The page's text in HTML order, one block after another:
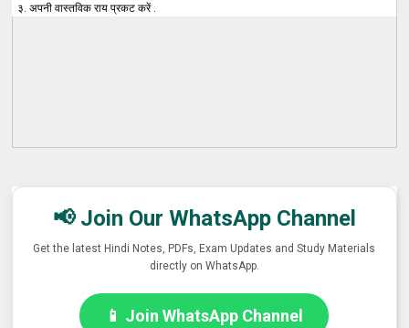
३. अपनी वास्तविक राय प्रकट करें .
📢 Join Our WhatsApp Channel
Get the latest Hindi Notes, PDFs, Exam Updates and Study Materials
directly on WhatsApp.
📱 Join WhatsApp Channel